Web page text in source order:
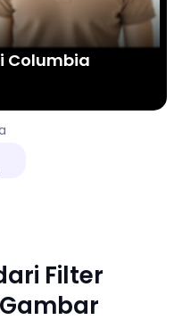
Columbia
Filter